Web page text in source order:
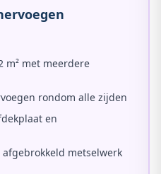
m² met meerdere
rondom alle zijden
en
metselwerk